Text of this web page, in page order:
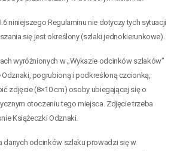
niniejszego Regulaminu nie dotyczy tych sytuacji
się jest określony (szlaki jednokierunkowe).
wyróżnionych w „Wykazie odcinków szlaków”
pogrubioną i podkreśloną czcionką,
zdjęcie (8×10 cm) osoby ubiegającej się o
otoczeniu tego miejsca. Zdjęcie trzeba
Książeczki Odznaki.
danych odcinków szlaku prowadzi się w